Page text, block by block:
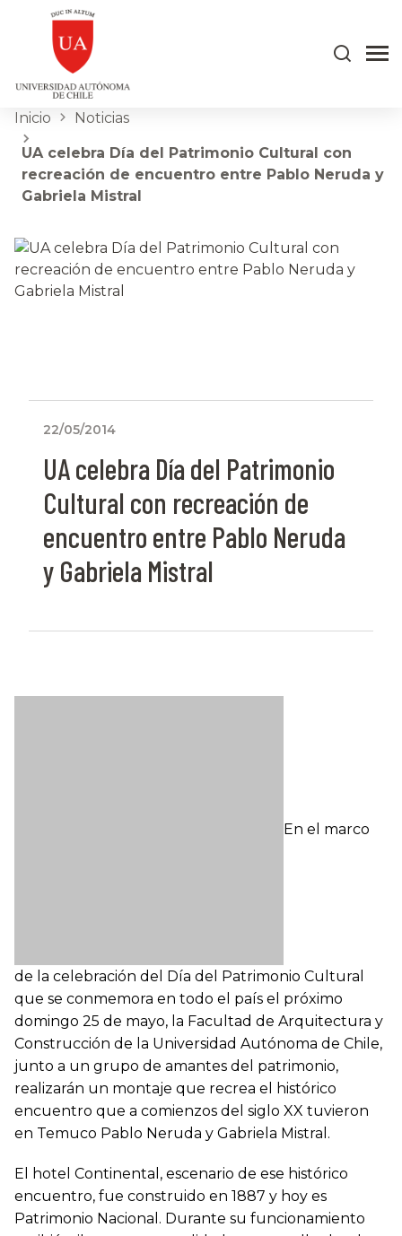
Inicio Noticias
UA celebra Día del Patrimonio Cultural con
recreación de encuentro entre Pablo Neruda y
Gabriela Mistral
22/05/2014
UA celebra Día del Patrimonio
Cultural con recreación de
encuentro entre Pablo Neruda
y Gabriela Mistral
En el marco
de la celebración del Día del Patrimonio Cultural
que se conmemora en todo el país el próximo
domingo 25 de mayo, la Facultad de Arquitectura y
Construcción de la Universidad Autónoma de Chile,
junto a un grupo de amantes del patrimonio,
realizarán un montaje que recrea el histórico
encuentro que a comienzos del siglo XX tuvieron
en Temuco Pablo Neruda y Gabriela Mistral.
El hotel Continental, escenario de ese histórico
encuentro, fue construido en 1887 y hoy es
Patrimonio Nacional. Durante su funcionamiento